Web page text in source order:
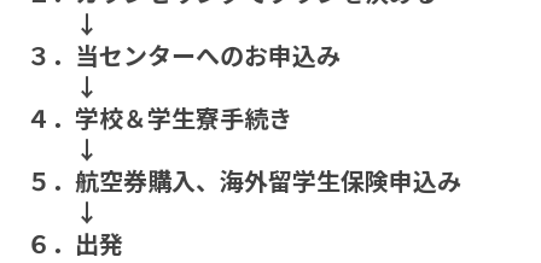
↓
３．当センターへのお申込み
↓
４．学校＆学生寮手続き
↓
５．航空券購入、海外留学生保険申込み
↓
６．出発